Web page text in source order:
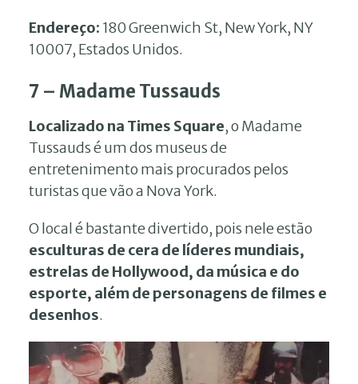
Endereço: 180 Greenwich St, New York, NY
10007, Estados Unidos.
7 – Madame Tussauds
Localizado na Times Square, o Madame
Tussauds é um dos museus de
entretenimento mais procurados pelos
turistas que vão a Nova York.
O local é bastante divertido, pois nele estão
esculturas de cera de líderes mundiais,
estrelas de Hollywood, da música e do
esporte, além de personagens de filmes e
desenhos.